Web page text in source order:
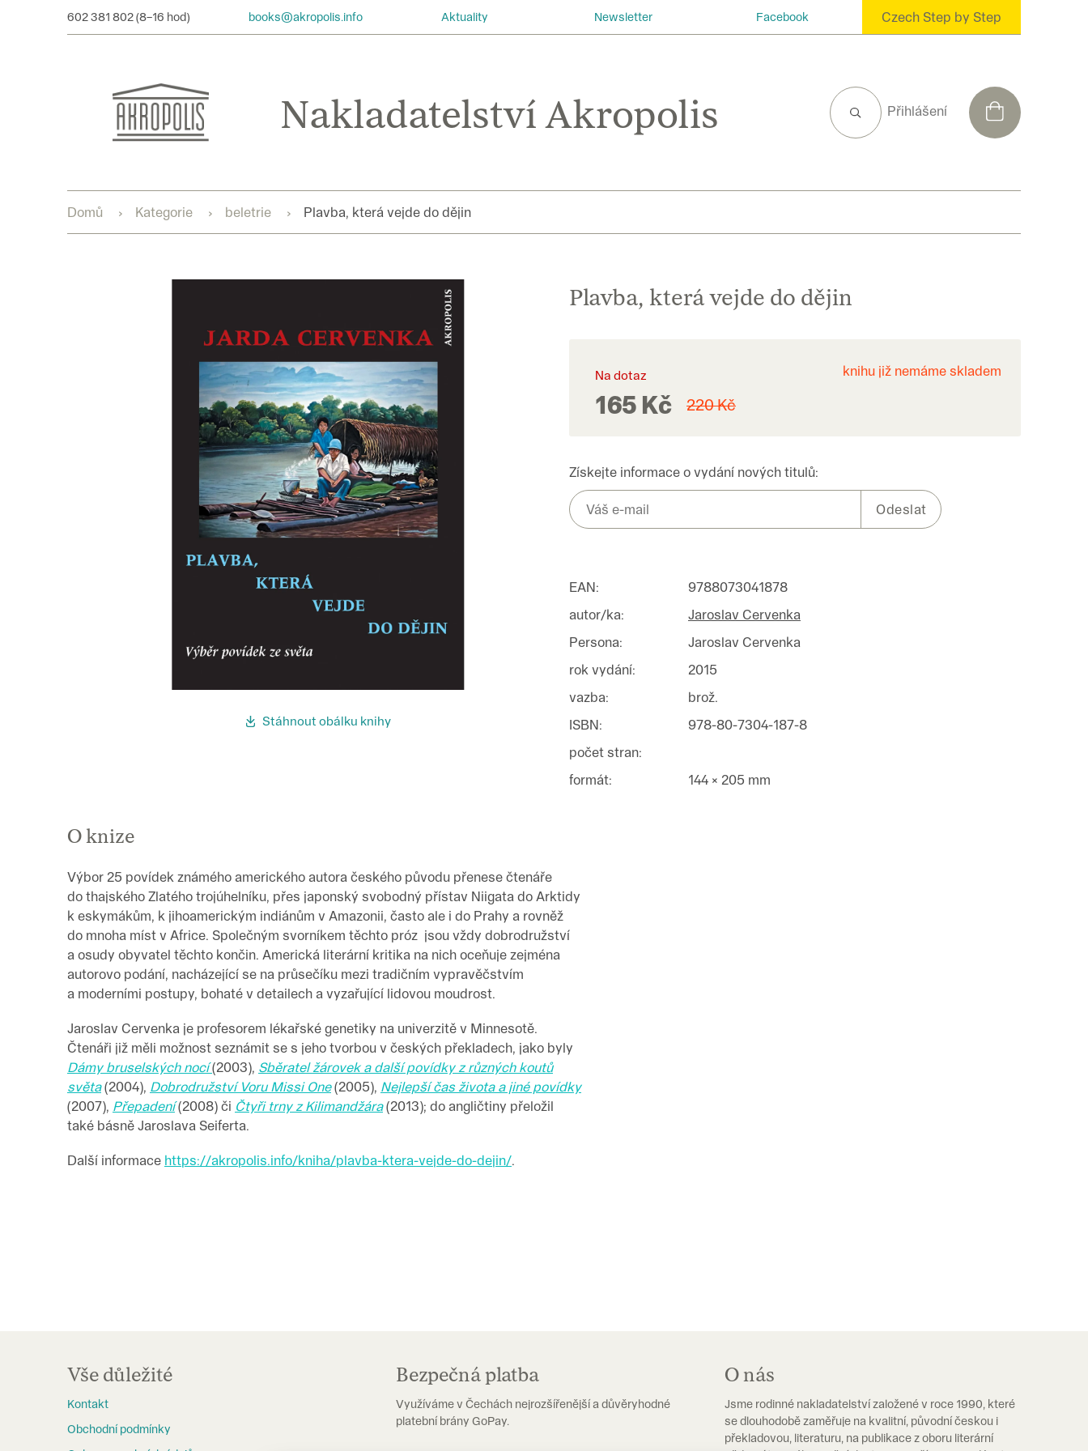
602 381 802 books@akropolis.info Aktuality Newsletter Facebook Czech Step by Step
Přihlášení
KOŠÍK
Domů Kategorie beletrie Plavba, která vejde do dějin
Stáhnout obálku knihy
Plavba, která vejde do dějin
Na dotaz
220 Kč
165 Kč
knihu již nemáme skladem
Získejte informace o vydání nových titulů:
EAN:
9788073041878
autor/ka:
Jaroslav Cervenka
Persona:
Jaroslav Cervenka
rok vydání:
2015
vazba:
brož.
ISBN:
978-80-7304-187-8
počet stran:
formát: 144 × 205 mm
O knize
Výbor 25 povídek známého amerického autora českého původu přenese čtenáře
do thajského Zlatého trojúhelníku, přes japonský svobodný přístav Niigata do Arktidy
k eskymákům, k jihoamerickým indiánům v Amazonii, často ale i do Prahy a rovněž
do mnoha míst v Africe. Společným svorníkem těchto próz jsou vždy dobrodružství
a osudy obyvatel těchto končin. Americká literární kritika na nich oceňuje zejména
autorovo podání, nacházející se na průsečíku mezi tradičním vypravěčstvím
a moderními postupy, bohaté v detailech a vyzařující lidovou moudrost.
Jaroslav Cervenka je profesorem lékařské genetiky na univerzitě v Minnesotě.
Čtenáři již měli možnost seznámit se s jeho tvorbou v českých překladech, jako byly
Dámy bruselských nocí(2003), Sběratel žárovek a další povídky z různých koutů
světa(2004), Dobrodružství Voru Missi One(2005), Nejlepší čas života a jiné povídky
(2007), Přepadení(2008) či Čtyři trny z Kilimandžára(2013); do angličtiny přeložil
také básně Jaroslava Seiferta.
Další informace https://akropolis.info/kniha/plavba-ktera-vejde-do-dejin/.
Vše důležité
Kontakt
Obchodní podmínky
Bezpečná platba
Využíváme v Čechách nejrozšířenější a důvěryhodné
platební brány GoPay.
O nás
Jsme rodinné nakladatelství založené v roce 1990, které
se dlouhodobě zaměřuje na kvalitní, původní českou i
překladovou, literaturu, na publikace z oboru literární